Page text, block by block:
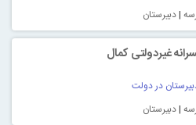
|دبیرستان
غیردولتی کمال
در دولت
|دبیرستان